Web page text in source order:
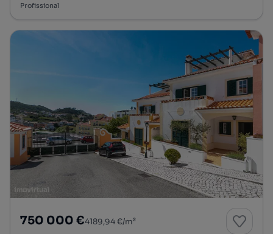
Profissional
750 000 €4189,94 €/m²